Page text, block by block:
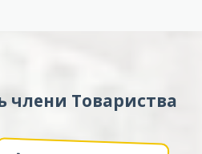
члени Товариства